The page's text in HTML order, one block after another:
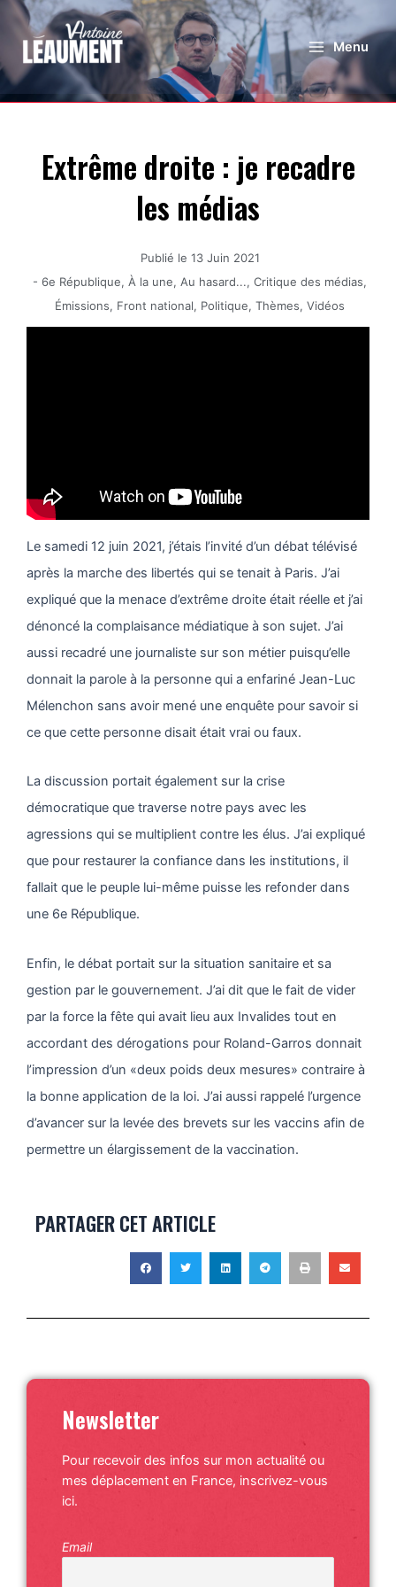
Menu
Extrême droite : je recadre
les médias
Publié le 13 Juin 2021
- 6e République, À la une, Au hasard..., Critique des médias,
Émissions, Front national, Politique, Thèmes, Vidéos
Le samedi 12 juin 2021, j’étais l’invité d’un débat télévisé
après la marche des libertés qui se tenait à Paris. J’ai
expliqué que la menace d’extrême droite était réelle et j’ai
dénoncé la complaisance médiatique à son sujet. J’ai
aussi recadré une journaliste sur son métier puisqu’elle
donnait la parole à la personne qui a enfariné Jean-Luc
Mélenchon sans avoir mené une enquête pour savoir si
ce que cette personne disait était vrai ou faux.
La discussion portait également sur la crise
démocratique que traverse notre pays avec les
agressions qui se multiplient contre les élus. J’ai expliqué
que pour restaurer la confiance dans les institutions, il
fallait que le peuple lui-même puisse les refonder dans
une 6e République.
Enfin, le débat portait sur la situation sanitaire et sa
gestion par le gouvernement. J’ai dit que le fait de vider
par la force la fête qui avait lieu aux Invalides tout en
accordant des dérogations pour Roland-Garros donnait
l’impression d’un «deux poids deux mesures» contraire à
la bonne application de la loi. J’ai aussi rappelé l’urgence
d’avancer sur la levée des brevets sur les vaccins afin de
permettre un élargissement de la vaccination.
PARTAGER CET ARTICLE
Newsletter
Pour recevoir des infos sur mon actualité ou
mes déplacement en France, inscrivez-vous
ici.
Email